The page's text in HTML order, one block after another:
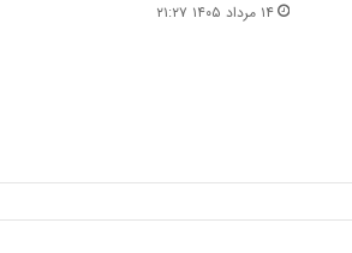
۱۴ مرداد ۱۴۰۵ ۲۱:۲۷